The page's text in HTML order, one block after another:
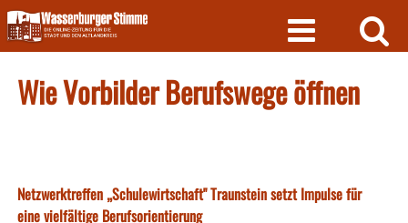
Skip
to
content
Wie Vorbilder Berufswege öffnen
Netzwerktreffen „Schulewirtschaft" Traunstein setzt Impulse für
eine vielfältige Berufsorientierung